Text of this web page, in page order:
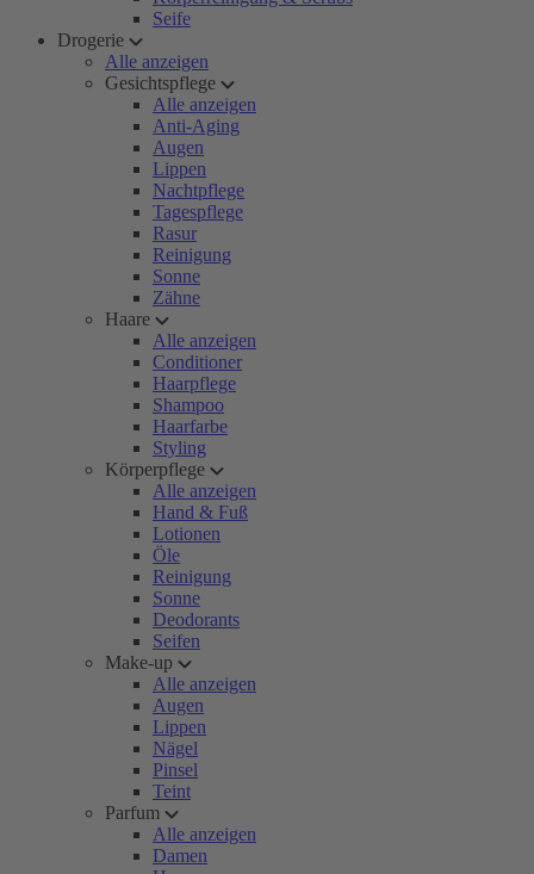
Seife
Drogerie
Alle anzeigen
Gesichtspflege
Alle anzeigen
Anti-Aging
Augen
Lippen
Nachtpflege
Tagespflege
Rasur
Reinigung
Sonne
Zähne
Haare
Alle anzeigen
Conditioner
Haarpflege
Shampoo
Haarfarbe
Styling
Körperpflege
Alle anzeigen
Hand & Fuß
Lotionen
Öle
Reinigung
Sonne
Deodorants
Seifen
Make-up
Alle anzeigen
Augen
Lippen
Nägel
Pinsel
Teint
Parfum
Alle anzeigen
Damen